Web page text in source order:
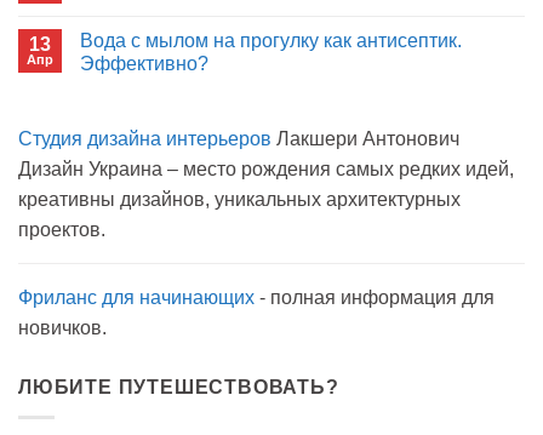
записи
Пиво
можно
13
Апр
Вода с мылом на прогулку как антисептик.
Эффективно?
Вода
мылом
прогулку
антисептик.
Студия дизайна интерьеров Лакшери Антонович
Дизайн Украина – место рождения самых редких идей,
креативны дизайнов, уникальных архитектурных
проектов.
Фриланс для начинающих - полная информация для
новичков.
ЛЮБИТЕ ПУТЕШЕСТВОВАТЬ?